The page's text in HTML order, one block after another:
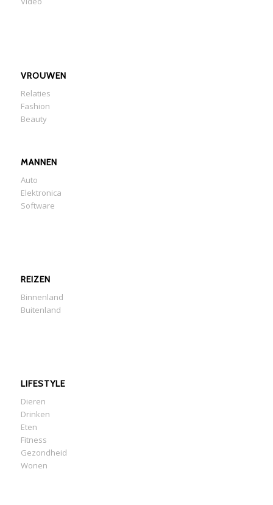
VROUWEN
Relaties
Fashion
Beauty
MANNEN
Auto
Elektronica
Software
REIZEN
Binnenland
Buitenland
LIFESTYLE
Dieren
Drinken
Eten
Fitness
Gezondheid
Wonen